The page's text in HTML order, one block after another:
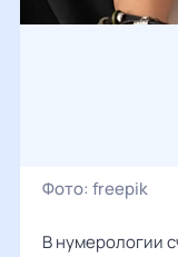
Фото: freepik
В нумерологии